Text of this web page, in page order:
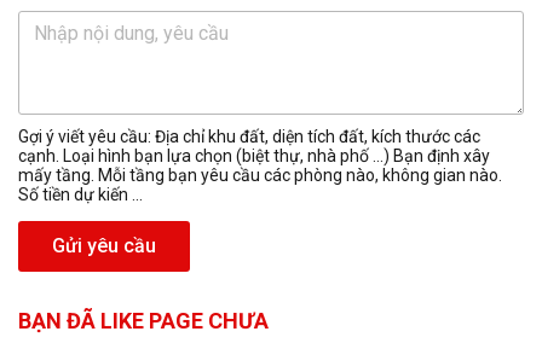
Gợi ý viết yêu cầu: Địa chỉ khu đất, diện tích đất, kích thước các
cạnh. Loại hình bạn lựa chọn (biệt thự, nhà phố …) Bạn định xây
mấy tầng. Mỗi tầng bạn yêu cầu các phòng nào, không gian nào.
Số tiền dự kiến ...
Gửi yêu cầu
BẠN ĐÃ LIKE PAGE CHƯA